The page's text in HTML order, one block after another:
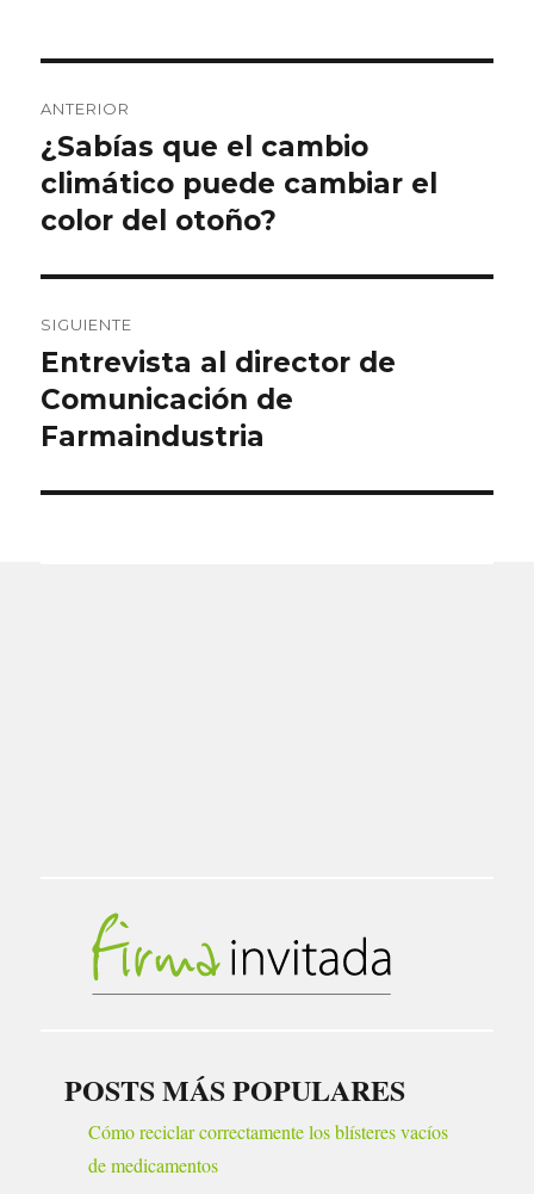
de
entradas
ANTERIOR
Entrada
anterior:
¿Sabías que el cambio
climático puede cambiar el
color del otoño?
SIGUIENTE
Entrada
siguiente:
Entrevista al director de
Comunicación de
Farmaindustria
POSTS MÁS POPULARES
Cómo reciclar correctamente los blísteres vacíos
de medicamentos